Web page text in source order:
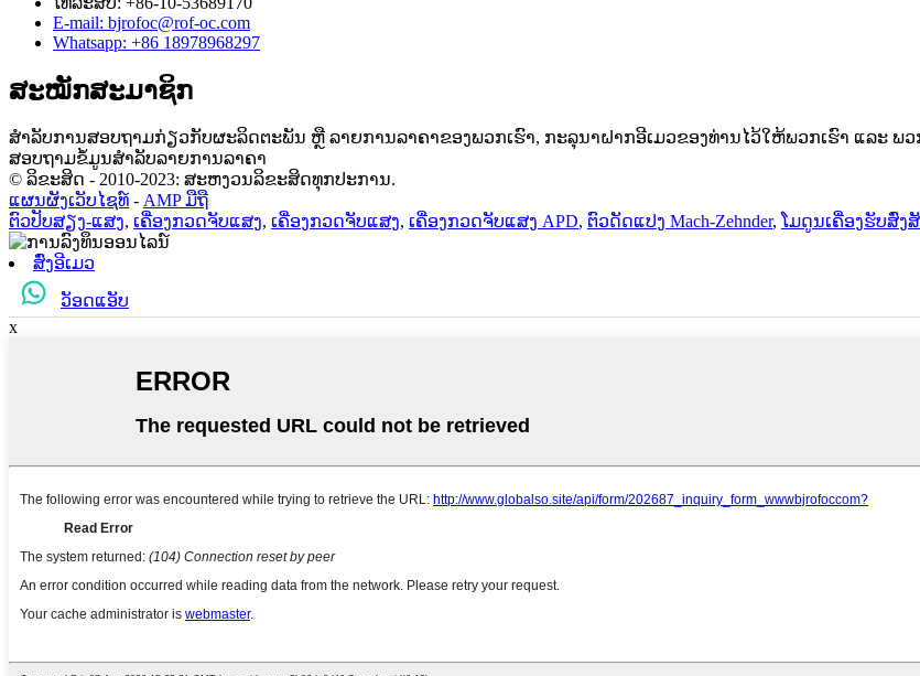
E-mail: bjrofoc@rof-oc.com
Whatsapp: +86 18978968297
ສະໝັກສະມາຊິກ
ສຳລັບການສອບຖາມກ່ຽວກັບຜະລິດຕະພັນ ຫຼື ລາຍການລາຄາຂອງພວກເຮົາ, ກະລຸນາຝາກອີເມວຂອງທ່ານໄວ້ໃຫ້ພວກເຮົາ ແລະ ພວ
ສອບຖາມຂໍ້ມູນສຳລັບລາຍການລາຄາ
© ລິຂະສິດ - 2010-2023: ສະຫງວນລິຂະສິດທຸກປະການ.
ແຜນຜັງເວັບໄຊທ໌ - AMP ມືຖື
ຕົວປັບສຽງ-ແສງ, ເຄື່ອງກວດຈັບແສງ, ເຄື່ອງກວດຈັບແສງ, ເຄື່ອງກວດຈັບແສງ APD, ຕົວດັດແປງ Mach-Zehnder, ໂມດູນເຄື່ອງຮັບສົ່ງ
ສົ່ງອີເມວ
ວັອດແອັບ
x